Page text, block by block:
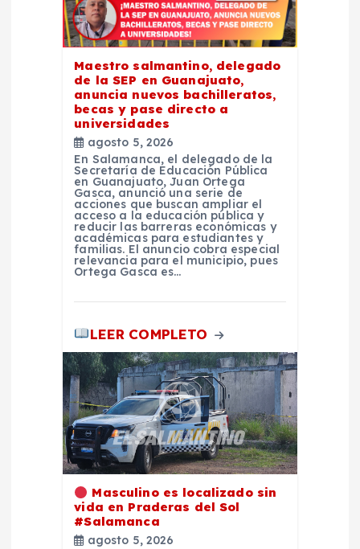
Maestro salmantino, delegado
de la SEP en Guanajuato,
anuncia nuevos bachilleratos,
becas y pase directo a
universidades
agosto 5, 2026
En Salamanca, el delegado de la
Secretaría de Educación Pública
en Guanajuato, Juan Ortega
Gasca, anunció una serie de
acciones que buscan ampliar el
acceso a la educación pública y
reducir las barreras económicas y
académicas para estudiantes y
familias. El anuncio cobra especial
relevancia para el municipio, pues
Ortega Gasca es…
LEER COMPLETO
Masculino es localizado sin
vida en Praderas del Sol
#Salamanca
agosto 5, 2026